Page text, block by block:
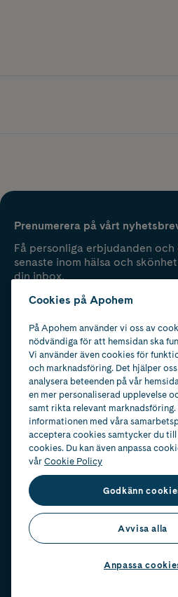
Prenumerera på vårt
Få personliga erbjudanden och
senaste inom hälsa och
din inbox.
Cookies på Apohem
På Apohem använder vi oss av
nödvändiga för att hemsidan ska
Vi använder även cookies för
och marknadsföring. Det hjälper
analysera beteenden på vår
en mer personaliserad upplevelse
samt rikta relevant marknadsföring.
informationen med våra
acceptera cookies samtycker du till
cookies. Du kan även anpassa
vårCookie Policy
Godkänn
Avvisa alla
Anpassa